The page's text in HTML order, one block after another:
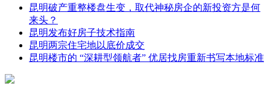
昆明破产重整楼盘生变，取代神秘房企的新投资方是何
来头？
昆明发布好房子技术指南
昆明两宗住宅地以底价成交
昆明楼市的 “深耕型领航者” 优居找房重新书写本地标准